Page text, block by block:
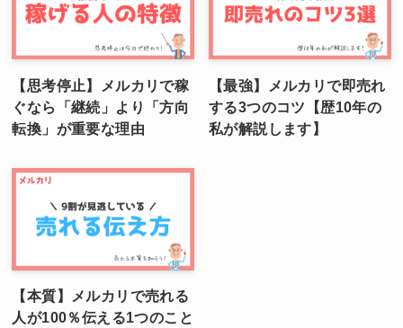
【思考停止】メルカリで稼
ぐなら「継続」より「方向
転換」が重要な理由
【最強】メルカリで即売れ
する3つのコツ【歴10年の
私が解説します】
【本質】メルカリで売れる
人が100％伝える1つのこと